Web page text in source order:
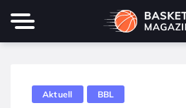
Aktuell BBL